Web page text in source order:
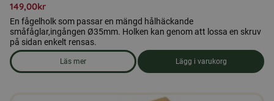
149,00kr
En fågelholk som passar en mängd hålhäckande
småfåglar,ingången Ø35mm. Holken kan genom att lossa en skruv
på sidan enkelt rensas.
Läs mer
om produkten Fågelholk trä, 35mm
Lägg i varukorg